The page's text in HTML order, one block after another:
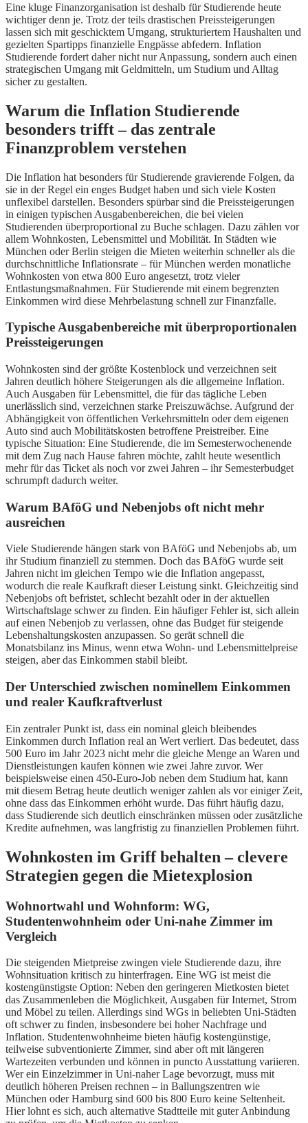
Eine kluge Finanzorganisation ist deshalb für Studierende heute
wichtiger denn je. Trotz der teils drastischen Preissteigerungen
lassen sich mit geschicktem Umgang, strukturiertem Haushalten und
gezielten Spartipps finanzielle Engpässe abfedern. Inflation
Studierende fordert daher nicht nur Anpassung, sondern auch einen
strategischen Umgang mit Geldmitteln, um Studium und Alltag
sicher zu gestalten.
Warum die Inflation Studierende
besonders trifft – das zentrale
Finanzproblem verstehen
Die Inflation hat besonders für Studierende gravierende Folgen, da
sie in der Regel ein enges Budget haben und sich viele Kosten
unflexibel darstellen. Besonders spürbar sind die Preissteigerungen
in einigen typischen Ausgabenbereichen, die bei vielen
Studierenden überproportional zu Buche schlagen. Dazu zählen vor
allem Wohnkosten, Lebensmittel und Mobilität. In Städten wie
München oder Berlin steigen die Mieten weiterhin schneller als die
durchschnittliche Inflationsrate – für München werden monatliche
Wohnkosten von etwa 800 Euro angesetzt, trotz vieler
Entlastungsmaßnahmen. Für Studierende mit einem begrenzten
Einkommen wird diese Mehrbelastung schnell zur Finanzfalle.
Typische Ausgabenbereiche mit überproportionalen
Preissteigerungen
Wohnkosten sind der größte Kostenblock und verzeichnen seit
Jahren deutlich höhere Steigerungen als die allgemeine Inflation.
Auch Ausgaben für Lebensmittel, die für das tägliche Leben
unerlässlich sind, verzeichnen starke Preiszuwächse. Aufgrund der
Abhängigkeit von öffentlichen Verkehrsmitteln oder dem eigenen
Auto sind auch Mobilitätskosten betroffene Preistreiber. Eine
typische Situation: Eine Studierende, die im Semesterwochenende
mit dem Zug nach Hause fahren möchte, zahlt heute wesentlich
mehr für das Ticket als noch vor zwei Jahren – ihr Semesterbudget
schrumpft dadurch weiter.
Warum BAföG und Nebenjobs oft nicht mehr
ausreichen
Viele Studierende hängen stark von BAföG und Nebenjobs ab, um
ihr Studium finanziell zu stemmen. Doch das BAföG wurde seit
Jahren nicht im gleichen Tempo wie die Inflation angepasst,
wodurch die reale Kaufkraft dieser Leistung sinkt. Gleichzeitig sind
Nebenjobs oft befristet, schlecht bezahlt oder in der aktuellen
Wirtschaftslage schwer zu finden. Ein häufiger Fehler ist, sich allein
auf einen Nebenjob zu verlassen, ohne das Budget für steigende
Lebenshaltungskosten anzupassen. So gerät schnell die
Monatsbilanz ins Minus, wenn etwa Wohn- und Lebensmittelpreise
steigen, aber das Einkommen stabil bleibt.
Der Unterschied zwischen nominellem Einkommen
und realer Kaufkraftverlust
Ein zentraler Punkt ist, dass ein nominal gleich bleibendes
Einkommen durch Inflation real an Wert verliert. Das bedeutet, dass
500 Euro im Jahr 2023 nicht mehr die gleiche Menge an Waren und
Dienstleistungen kaufen können wie zwei Jahre zuvor. Wer
beispielsweise einen 450-Euro-Job neben dem Studium hat, kann
mit diesem Betrag heute deutlich weniger zahlen als vor einiger Zeit,
ohne dass das Einkommen erhöht wurde. Das führt häufig dazu,
dass Studierende sich deutlich einschränken müssen oder zusätzliche
Kredite aufnehmen, was langfristig zu finanziellen Problemen führt.
Wohnkosten im Griff behalten – clevere
Strategien gegen die Mietexplosion
Wohnortwahl und Wohnform: WG,
Studentenwohnheim oder Uni-nahe Zimmer im
Vergleich
Die steigenden Mietpreise zwingen viele Studierende dazu, ihre
Wohnsituation kritisch zu hinterfragen. Eine WG ist meist die
kostengünstigste Option: Neben den geringeren Mietkosten bietet
das Zusammenleben die Möglichkeit, Ausgaben für Internet, Strom
und Möbel zu teilen. Allerdings sind WGs in beliebten Uni-Städten
oft schwer zu finden, insbesondere bei hoher Nachfrage und
Inflation. Studentenwohnheime bieten häufig kostengünstige,
teilweise subventionierte Zimmer, sind aber oft mit längeren
Wartezeiten verbunden und können in puncto Ausstattung variieren.
Wer ein Einzelzimmer in Uni-naher Lage bevorzugt, muss mit
deutlich höheren Preisen rechnen – in Ballungszentren wie
München oder Hamburg sind 600 bis 800 Euro keine Seltenheit.
Hier lohnt es sich, auch alternative Stadtteile mit guter Anbindung